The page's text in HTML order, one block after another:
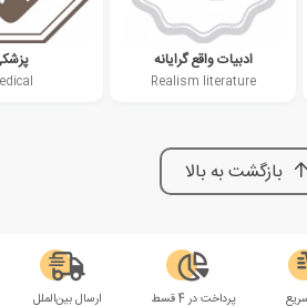
ادبیات واقع گرایانه
Realism literature
بازگشت به بالا
پرداخت در 4 قسط ارسال بین‌الملل